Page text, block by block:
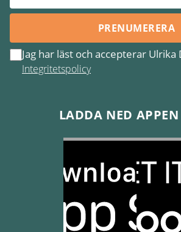
PRENUMERERA
Jag har läst och accepterar Ulrika
Integritetspolicy
LADDA NED